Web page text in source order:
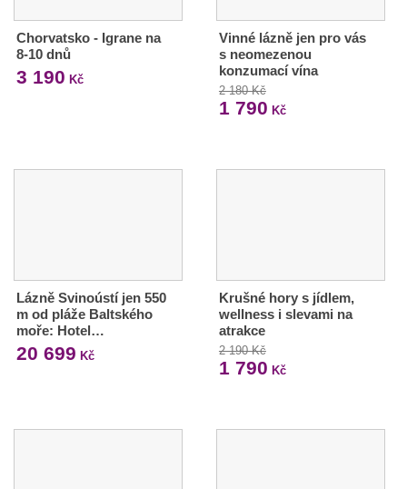
Chorvatsko - Igrane na
8-10 dnů
3 190 Kč
Vinné lázně jen pro vás
s neomezenou
konzumací vína
2 180 Kč
1 790 Kč
Lázně Svinoústí jen 550
m od pláže Baltského
moře: Hotel…
20 699 Kč
Krušné hory s jídlem,
wellness i slevami na
atrakce
2 190 Kč
1 790 Kč